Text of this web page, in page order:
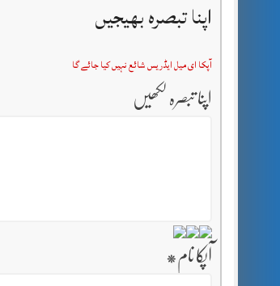
اپنا تبصرہ بھیجیں
آپکا ای میل ایڈریس شائع نہیں کیا جائے گا
اپنا تبصرہ لکھیں
آپکا نام *